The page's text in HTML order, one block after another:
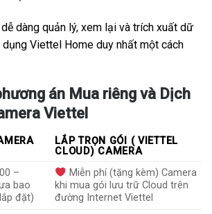
dàng quản lý, xem lại và trích xuất dữ
Viettel Home duy nhất một cách
án Mua riêng và Dịch
Viettel
LẮP TRỌN GÓI ( VIETTEL
CLOUD) CAMERA
–
bao
đặt)
Miễn phí (tặng kèm) Camera
khi mua gói lưu trữ Cloud trên
đường Internet Viettel